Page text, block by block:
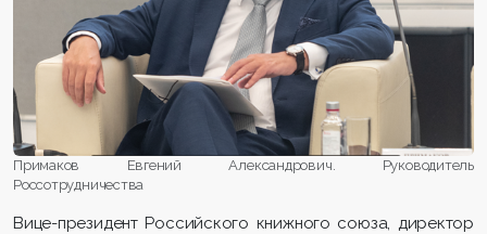
Примаков Евгений Александрович. Руководитель
Россотрудничества
Вице-президент Российского книжного союза, директор